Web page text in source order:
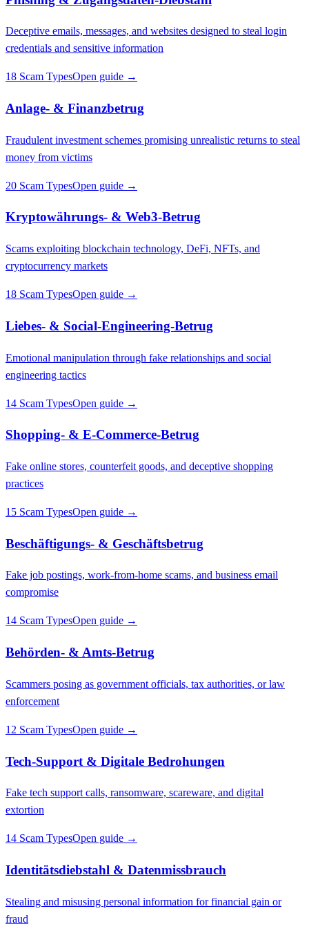
Deceptive emails, messages, and websites designed to steal login
credentials and sensitive information
18 Scam TypesOpen guide →
Anlage- & Finanzbetrug
Fraudulent investment schemes promising unrealistic returns to steal
money from victims
20 Scam TypesOpen guide →
Kryptowährungs- & Web3-Betrug
Scams exploiting blockchain technology, DeFi, NFTs, and
cryptocurrency markets
18 Scam TypesOpen guide →
Liebes- & Social-Engineering-Betrug
Emotional manipulation through fake relationships and social
engineering tactics
14 Scam TypesOpen guide →
Shopping- & E-Commerce-Betrug
Fake online stores, counterfeit goods, and deceptive shopping
practices
15 Scam TypesOpen guide →
Beschäftigungs- & Geschäftsbetrug
Fake job postings, work-from-home scams, and business email
compromise
14 Scam TypesOpen guide →
Behörden- & Amts-Betrug
Scammers posing as government officials, tax authorities, or law
enforcement
12 Scam TypesOpen guide →
Tech-Support & Digitale Bedrohungen
Fake tech support calls, ransomware, scareware, and digital
extortion
14 Scam TypesOpen guide →
Identitätsdiebstahl & Datenmissbrauch
Stealing and misusing personal information for financial gain or
fraud